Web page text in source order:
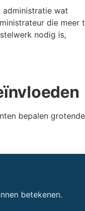
administratie wat
die meer
nodig is,
bepalen
betekenen.